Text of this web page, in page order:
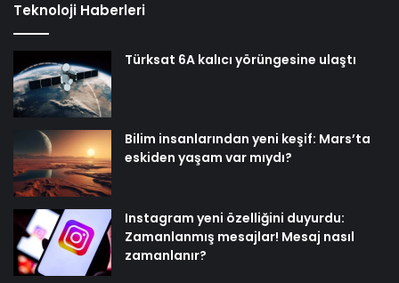
Teknoloji Haberleri
Türksat 6A kalıcı yörüngesine ulaştı
Bilim insanlarından yeni keşif: Mars’ta
eskiden yaşam var mıydı?
Instagram yeni özelliğini duyurdu:
Zamanlanmış mesajlar! Mesaj nasıl
zamanlanır?